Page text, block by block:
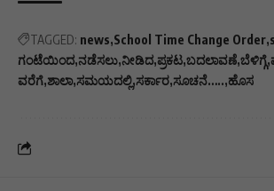
TAGGED: news School Time Change Order
ಗಂಟೆಯಿಂದ ನಡೆಸಲು ನೀಡಿದ ಪ್ರಕಟ ಬದಲಾವಣೆ ಬೆಳಿಗ್ಗೆ
ವರೆಗೆ ಶಾಲಾ ಸಮಯದಲ್ಲಿ ಸರ್ಕಾರ ಸೂಚನೆ….. ಹೊಸ